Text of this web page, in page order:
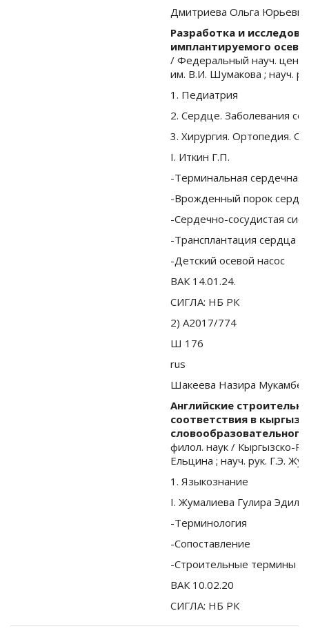
Дмитриева Ольга Юрьевна
Разработка и
имплантируемого
/ Федеральный науч. центр
им. В.И. Шумакова ; науч.
1. Педиатрия
2. Сердце. Заболевания
3. Хирургия. Ортопедия.
I. Иткин Г.П.
-Терминальная сердечная
-Врожденный порок
-Сердечно-сосудистая
-Трансплантация сердца
-Детский осевой насос
ВАК 14.01.24.
СИГЛА: НБ РК
2) А2017/774
Ш 176
rus
Шакеева Назира
Английские
соответствия в
филол. наук / Кыргызско-
Ельцина ; науч. рук. Г.Э.
1. Языкознание
I. Жумалиева Гулира
-Терминология
-Сопоставление
-Строительные термины
ВАК 10.02.20
СИГЛА: НБ РК